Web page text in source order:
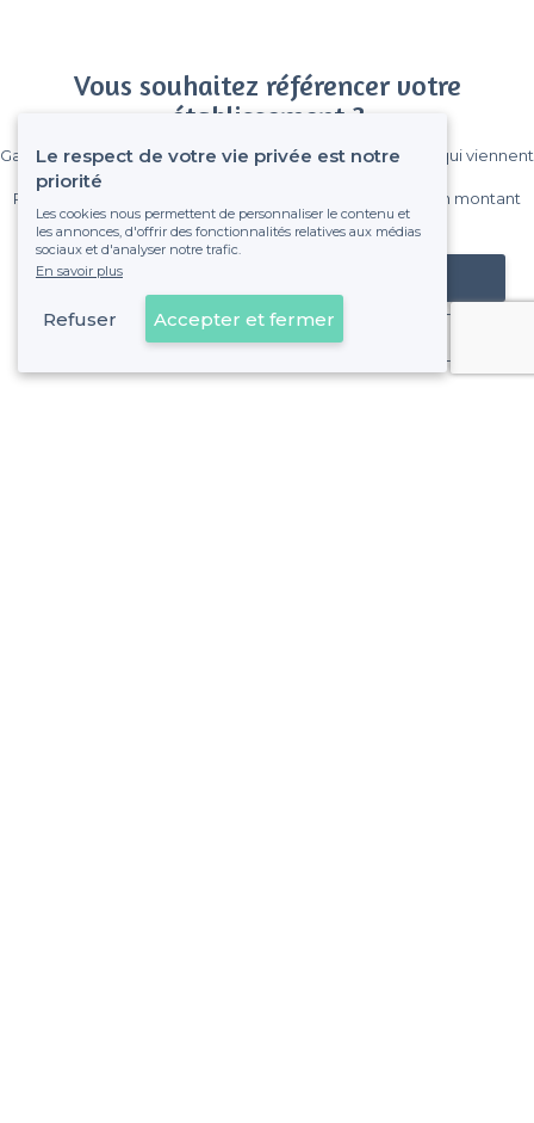
Vous souhaitez référencer votre
établissement ?
Gagnez de nombreux clients parmi le million de visiteurs qui viennent
Pas de commissions et sans engagement, vous payez un montant
fixe sans risque de voir déraper la facture.
Référencer mon établissement
Déjà client
Le respect de votre vie privée est notre
priorité
Les cookies nous permettent de personnaliser le contenu et
les annonces, d'offrir des fonctionnalités relatives aux médias
sociaux et d'analyser notre trafic.
En savoir plus
Refuser Accepter et fermer